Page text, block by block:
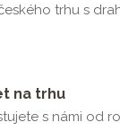
trhu s
na trhu
s námi od